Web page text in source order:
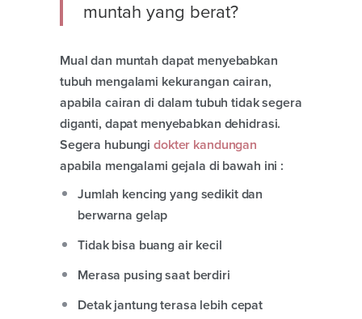
muntah yang berat?
Mual dan muntah dapat menyebabkan
tubuh mengalami kekurangan cairan,
apabila cairan di dalam tubuh tidak segera
diganti, dapat menyebabkan dehidrasi.
Segera hubungidokter kandungan
apabila mengalami gejala di bawah ini :
Jumlah kencing yang sedikit dan
berwarna gelap
Tidak bisa buang air kecil
Merasa pusing saat berdiri
Detak jantung terasa lebih cepat